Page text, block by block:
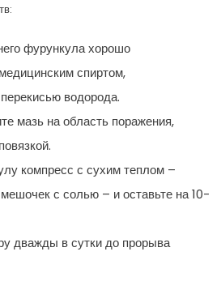
фурункула хорошо
спиртом,
водорода.
мазь на область поражения,
компресс с сухим теплом –
с солью – и оставьте на 10-
дважды в сутки до прорыва